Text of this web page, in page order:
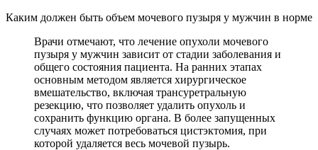
Каким должен быть объем мочевого пузыря у мужчин в норме
Врачи отмечают, что лечение опухоли мочевого
пузыря у мужчин зависит от стадии заболевания и
общего состояния пациента. На ранних этапах
основным методом является хирургическое
вмешательство, включая трансуретральную
резекцию, что позволяет удалить опухоль и
сохранить функцию органа. В более запущенных
случаях может потребоваться цистэктомия, при
которой удаляется весь мочевой пузырь.